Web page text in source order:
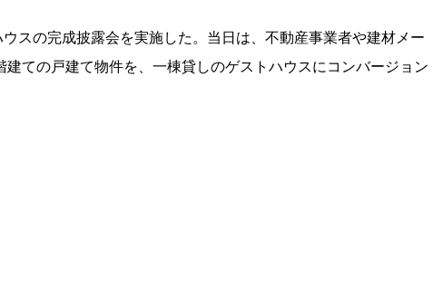
スの完成披露会を実施した。当日は、不動産事業者や建材メー
ての戸建て物件を、一棟貸しのゲストハウスにコンバージョン